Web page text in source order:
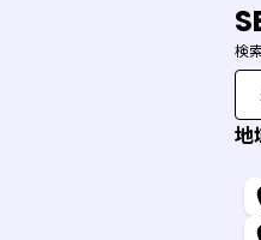
検
地